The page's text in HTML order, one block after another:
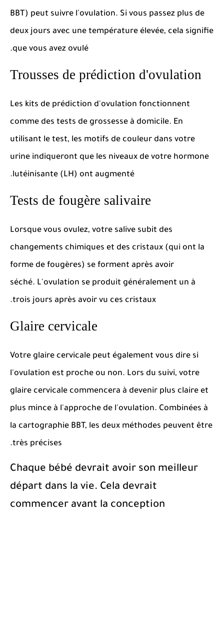
BBT) peut suivre l'ovulation. Si vous passez plus de
deux jours avec une température élevée, cela signifie
que vous avez ovulé.
Trousses de prédiction d'ovulation
Les kits de prédiction d'ovulation fonctionnent
comme des tests de grossesse à domicile. En
utilisant le test, les motifs de couleur dans votre
urine indiqueront que les niveaux de votre hormone
lutéinisante (LH) ont augmenté.
Tests de fougère salivaire
Lorsque vous ovulez, votre salive subit des
changements chimiques et des cristaux (qui ont la
forme de fougères) se forment après avoir
séché. L'ovulation se produit généralement un à
trois jours après avoir vu ces cristaux.
Glaire cervicale
Votre glaire cervicale peut également vous dire si
l'ovulation est proche ou non. Lors du suivi, votre
glaire cervicale commencera à devenir plus claire et
plus mince à l'approche de l'ovulation. Combinées à
la cartographie BBT, les deux méthodes peuvent être
très précises
.
Chaque bébé devrait avoir son meilleur
départ dans la vie. Cela devrait
commencer avant la conception